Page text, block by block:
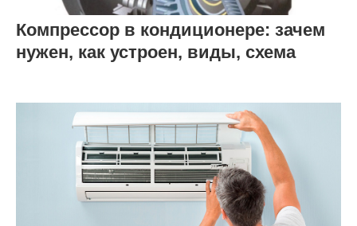
Компрессор в кондиционере: зачем
нужен, как устроен, виды, схема